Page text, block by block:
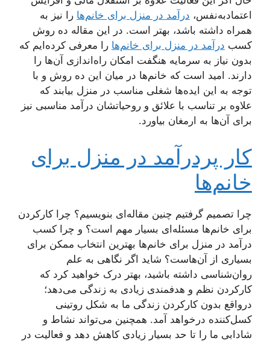
اعتمادبه‌نفس، درآمد در منزل برای خانم‌ها را نیز به
همراه داشته باشد، بهتر است. در این مقاله ده روش
کسب درآمد در منزل برای خانم‌ها را معرفی کرده‌‌ایم که
بدون نیاز به سرمایه هنگفت امکان راه‌اندازی آن‌ها را
دارند. امید است که خانم‌ها در میان این ده روش و با
توجه به این ایده‌ها شغلی مناسب در منزل بیابند که
علاوه ‌بر تناسب با علائق و روحیاتشان درآمد مناسبی نیز
برای آن‌ها به ارمغان بیاورد.
کار پردرآمد در منزل برای
خانم‌ها
چرا تصمیم گرفتیم چنین مقاله‌ای بنویسیم؟ چرا کارکردن
برای خانم‌ها مسئله‌ای بسیار مهم است؟ و چرا کسب
درآمد در منزل برای خانم‌ها بهترین انتخاب ممکن برای
بسیاری از آن‌هاست؟ شاید اگر نگاهی به علم
روان‌شناسی داشته باشید، بهتر درک خواهید کرد که
کارکردن نظم و هدفمندی زیادی به زندگی می‌دهد؛
درواقع بدون کارکردن زندگی ما به شکل روتینی
کسل‌کننده درخواهد آمد. همچنین می‌تواند نشاط و
شادابی ما را تا حد بسیار زیادی کاهش دهد و فعالیت در